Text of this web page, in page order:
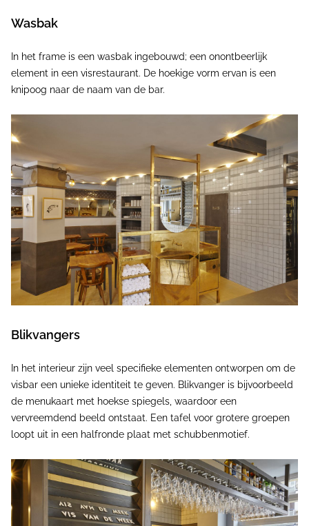
Wasbak
In het frame is een wasbak ingebouwd; een onontbeerlijk
element in een visrestaurant. De hoekige vorm ervan is een
knipoog naar de naam van de bar.
Blikvangers
In het interieur zijn veel specifieke elementen ontworpen om de
visbar een unieke identiteit te geven. Blikvanger is bijvoorbeeld
de menukaart met hoekse spiegels, waardoor een
vervreemdend beeld ontstaat. Een tafel voor grotere groepen
loopt uit in een halfronde plaat met schubbenmotief.